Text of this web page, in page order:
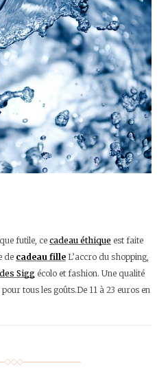
futile, cecadeau éthique est faite
de cadeau fille L’accro du shopping,
Sigg écolo et fashion. Une qualité
tous les goûts.De 11 à 23 euros en